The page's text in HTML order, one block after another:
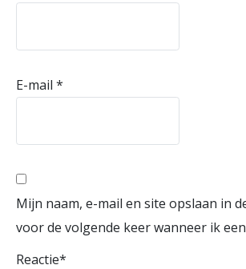
E-mail *
Mijn naam, e-mail en site opslaan in
voor de volgende keer wanneer ik
Reactie*